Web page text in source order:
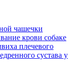
чашечки
крови собаке
плечевого
сустава у